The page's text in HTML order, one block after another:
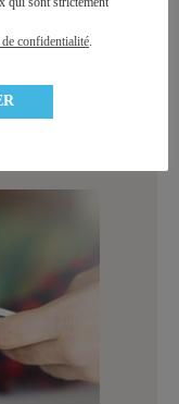
confidentialité